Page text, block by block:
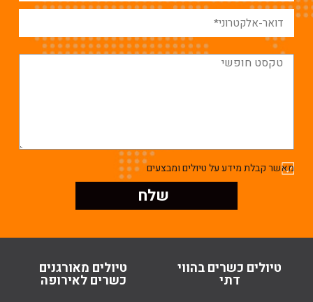
מאשר קבלת מידע על טיולים ומבצעים
טיולים כשרים בהווי
דתי
טיולים מאורגנים
כשרים לאירופה